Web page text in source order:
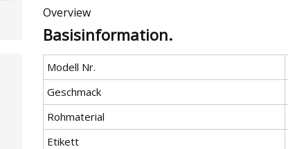
Overview
Basisinformation.
Modell Nr.
Geschmack
Rohmaterial
Etikett